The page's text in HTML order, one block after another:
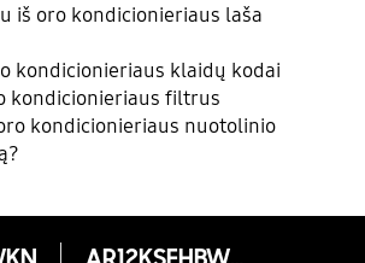
iš oro kondicionieriaus laša
kondicionieriaus klaidų kodai
kondicionieriaus filtrus
kondicionieriaus nuotolinio